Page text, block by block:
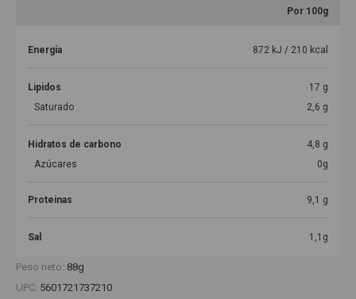
Por 100g
Energía 872 kJ / 210 kcal
Lipidos
17 g
Saturado
2,6 g
Hidratos de carbono
4,8 g
Azúcares
0g
Proteinas 9,1 g
Sal 1,1g
Peso neto: 88g
UPC: 5601721737210